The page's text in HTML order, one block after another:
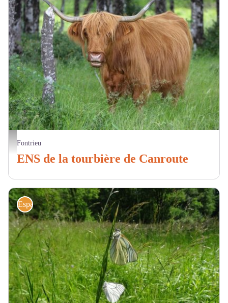
Highland cattle - CD81
Fontrieu
ENS de la tourbière de Canroute
Espaces naturels sensibles